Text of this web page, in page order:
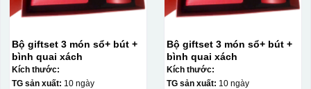
Bộ giftset 3 món sổ+ bút +
bình quai xách
Kích thước:
TG sản xuất: 10 ngày
Bộ giftset 3 món sổ+ bút +
bình quai xách
Kích thước:
TG sản xuất: 10 ngày